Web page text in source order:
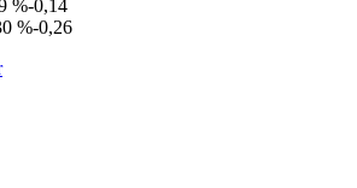
%-0,14
%-0,26